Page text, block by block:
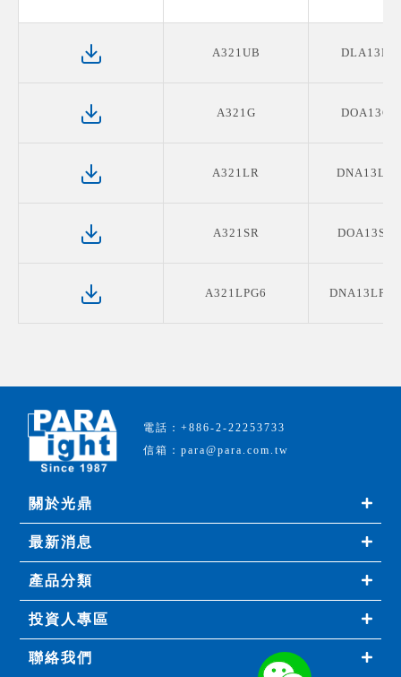
A321UB
A321G
A321LR
A321SR
A321LPG6
電話：+886-2-22253733
信箱：para@para.com.tw
關於光鼎
最新消息
產品分類
投資人專區
聯絡我們